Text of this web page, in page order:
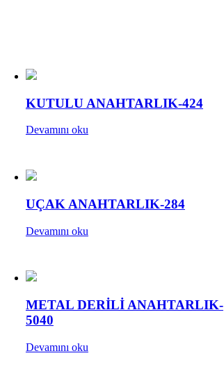
KUTULU ANAHTARLIK-424
Devamını oku
UÇAK ANAHTARLIK-284
Devamını oku
METAL DERİLİ ANAHTARLIK-
5040
Devamını oku